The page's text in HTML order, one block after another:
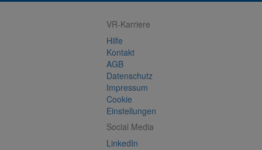
VR-Karriere
Hilfe
Kontakt
AGB
Datenschutz
Impressum
Cookie
Einstellungen
Social Media
LinkedIn